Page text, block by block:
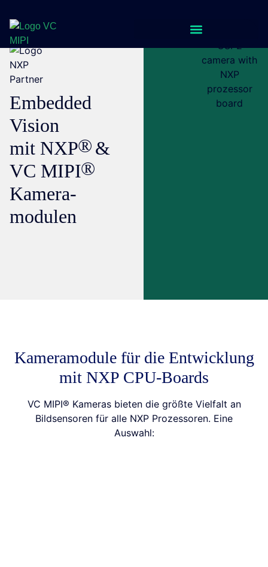
Embedded
Vision
mit NXP &
VC MIPI
Kamera­
modulen
Kameramodule für die Entwicklung
mit NXP CPU-Boards
VC MIPI® Kameras bieten die größte Vielfalt an
Bildsensoren für alle NXP Prozessoren. Eine
Auswahl: